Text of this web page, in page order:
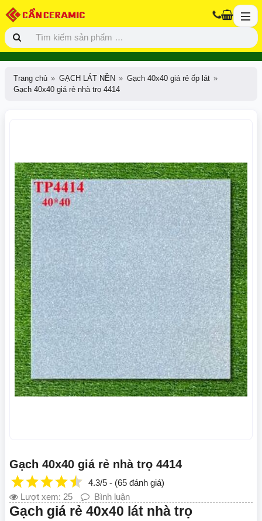
Trang chủ GẠCH LÁT NỀN
Gạch 40x40 giá rẻ ốp lát
Gạch 40x40 giá rẻ nhà trọ 4414
Gạch 40x40 giá rẻ nhà trọ 4414
4.3/5 - (65 đánh giá)
Lượt xem: 25
Bình luận
Gạch giá rẻ 40x40 lát nhà trọ